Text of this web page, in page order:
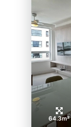
64.3m²